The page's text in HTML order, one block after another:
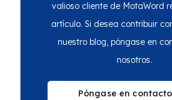
valioso cliente de MotaWord
artículo. Si desea contribuir
nuestro blog, póngase en
nosotros.
Póngase en